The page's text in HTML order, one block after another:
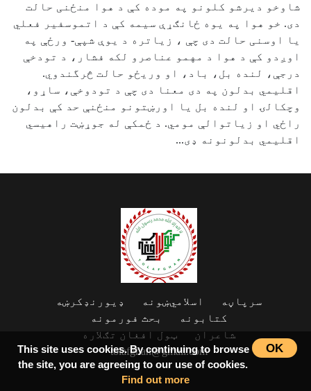
شاوخو دیرشو کلونو په موده کې د هوا منځنی حالت
دی. خو هوا په یوه ځانګړې سیمه کې د اتموسفیر فعلي
یا اوسنی حالت دی چې ، زیاتره د یوې شپې- ورځې په
اوږدو کې د هوا د مهمو عناصرو لکه فشار، د تودخې
درجې، لنده بل، باد، او وریځو حالت څرگندوي.
اقلیمي بدلون په دی معنا دی چې د تودوخې، ساړو،
وچکالۍ او لنده بل یا اورښتونو منځنې حد کې بدلون
راځي او زیاتوالې مومي. د ځمکې له جوړښت راهیسي
اقلیمي بدلونونه ډی...
سرپاڼه اسلامي‌ښونه
ډیورنډ‌کرښه
کتابونه
بحث فورمونه
شاعران
ټول افغان تګلاره
tolafghan@gmail.com
OK
This site uses cookies. By continuing to browse
the site, you are agreeing to our use of cookies.
Find out more